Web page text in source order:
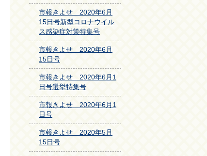
市報きよせ 2020年6月
15日号新型コロナウイル
ス感染症対策特集号
市報きよせ 2020年6月
15日号
市報きよせ 2020年6月1
日号選挙特集号
市報きよせ 2020年6月1
日号
市報きよせ 2020年5月
15日号